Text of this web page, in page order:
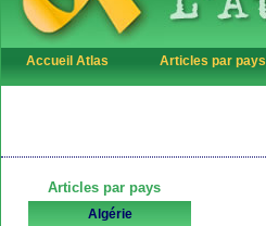
Accueil Atlas Articles par pays
Articles par pays
Algérie